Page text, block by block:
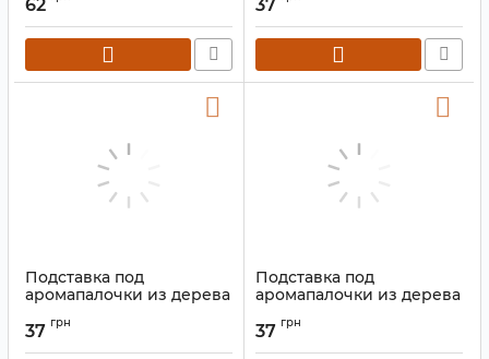
Артикул: 9150034
62 Артикул:
37
Подставка под
аромапалочки из дерева
Артикул:
37 грн
Подставка под
аромапалочки из дерева
Артикул:
37 грн